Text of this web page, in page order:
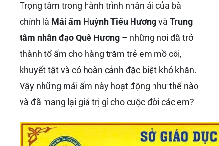
Trọng tâm trong hành trình nhân ái của bà
chính là Mái ấm Huỳnh Tiểu Hươngvà Trung
tâm nhân đạo Quê Hương – những nơi đã trở
thành tổ ấm cho hàng trăm trẻ em mồ côi,
khuyết tật và có hoàn cảnh đặc biệt khó khăn.
Vậy những mái ấm này hoạt động như thế nào
và đã mang lại giá trị gì cho cuộc đời các em?